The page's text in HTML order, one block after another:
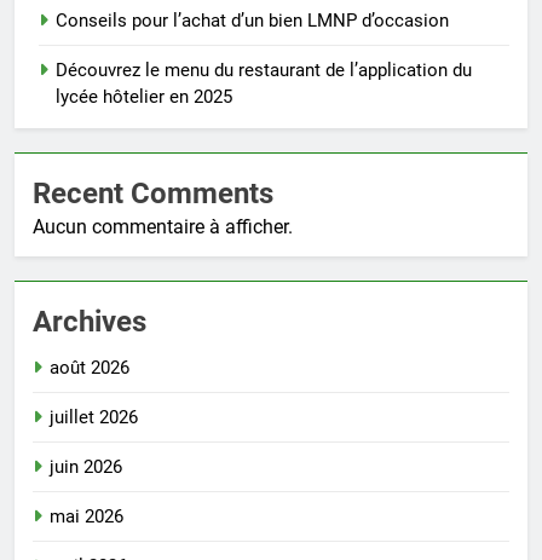
Conseils pour l’achat d’un bien LMNP d’occasion
Découvrez le menu du restaurant de l’application du
lycée hôtelier en 2025
Recent Comments
Aucun commentaire à afficher.
Archives
août 2026
juillet 2026
juin 2026
mai 2026